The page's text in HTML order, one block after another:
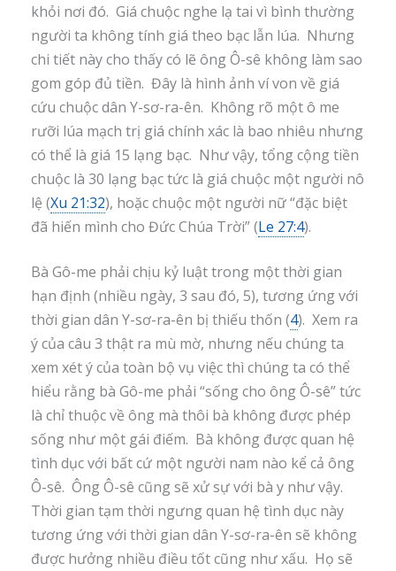
khỏi nơi đó. Giá chuộc nghe lạ tai vì bình thường
người ta không tính giá theo bạc lẫn lúa. Nhưng
chi tiết này cho thấy có lẽ ông Ô-sê không làm sao
gom góp đủ tiền. Đây là hình ảnh ví von về giá
cứu chuộc dân Y-sơ-ra-ên. Không rõ một ô me
rưỡi lúa mạch trị giá chính xác là bao nhiêu nhưng
có thể là giá 15 lạng bạc. Như vậy, tổng cộng tiền
chuộc là 30 lạng bạc tức là giá chuộc một người nô
lệ (Xu 21:32), hoặc chuộc một người nữ “đặc biệt
đã hiến mình cho Đức Chúa Trời” (Le 27:4).
Bà Gô-me phải chịu kỷ luật trong một thời gian
hạn định (nhiều ngày, 3 sau đó, 5), tương ứng với
thời gian dân Y-sơ-ra-ên bị thiếu thốn (4). Xem ra
ý của câu 3 thật ra mù mờ, nhưng nếu chúng ta
xem xét ý của toàn bộ vụ việc thì chúng ta có thể
hiểu rằng bà Gô-me phải “sống cho ông Ô-sê” tức
là chỉ thuộc về ông mà thôi bà không được phép
sống như một gái điếm. Bà không được quan hệ
tình dục với bất cứ một người nam nào kể cả ông
Ô-sê. Ông Ô-sê cũng sẽ xử sự với bà y như vậy.
Thời gian tạm thời ngưng quan hệ tình dục này
tương ứng với thời gian dân Y-sơ-ra-ên sẽ không
được hưởng nhiều điều tốt cũng như xấu. Họ sẽ